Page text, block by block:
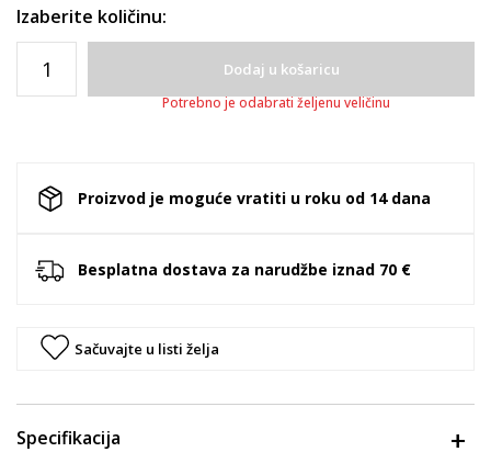
Izaberite količinu:
Dodaj u košaricu
Potrebno je odabrati željenu veličinu
Proizvod je moguće vratiti u roku od 14 dana
Besplatna dostava za narudžbe iznad 70 €
Sačuvajte u listi želja
Specifikacija